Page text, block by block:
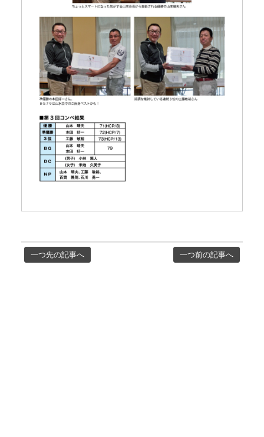
一つ先の記事へ 一つ前の記事へ